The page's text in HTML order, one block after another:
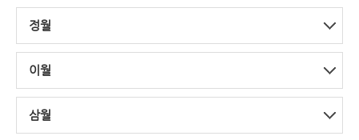
정월
이월
삼월